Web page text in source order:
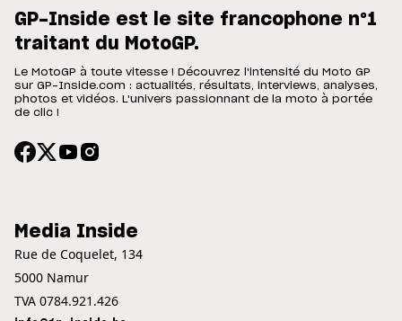
GP-Inside est le site francophone n°1
traitant du MotoGP.
Le MotoGP à toute vitesse ! Découvrez l'intensité du Moto GP
sur GP-Inside.com : actualités, résultats, interviews, analyses,
photos et vidéos. L'univers passionnant de la moto à portée
de clic !
Media Inside
Rue de Coquelet, 134
5000 Namur
TVA 0784.921.426